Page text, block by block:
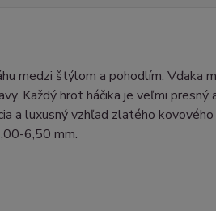
medzi štýlom a pohodlím. Vďaka
Každý hrot háčika je veľmi
a luxusný vzhľad zlatého
6,50 mm.